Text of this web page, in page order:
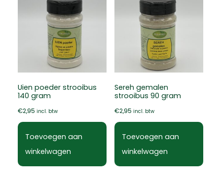
Uien poeder strooibus
140 gram
€2,95 incl. btw
Toevoegen aan
winkelwagen
Sereh gemalen
strooibus 90 gram
€2,95 incl. btw
Toevoegen aan
winkelwagen